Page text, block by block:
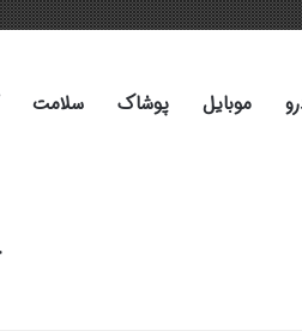
موبایل پوشاک سلامت